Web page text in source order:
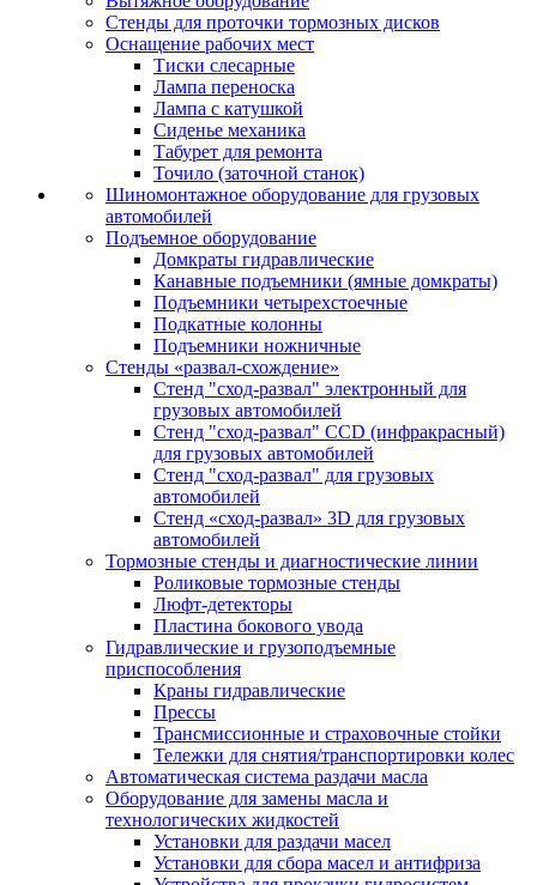
Стенды для проточки тормозных дисков
Оснащение рабочих мест
Тиски слесарные
Лампа переноска
Лампа с катушкой
Сиденье механика
Табурет для ремонта
Точило (заточной станок)
Шиномонтажное оборудование для грузовых
автомобилей
Подъемное оборудование
Домкраты гидравлические
Канавные подъемники (ямные домкраты)
Подъемники четырехстоечные
Подкатные колонны
Подъемники ножничные
Стенды «развал-схождение»
Стенд "сход-развал" электронный для
грузовых автомобилей
Стенд "сход-развал" CCD (инфракрасный)
для грузовых автомобилей
Стенд "сход-развал" для грузовых
автомобилей
Стенд «сход-развал» 3D для грузовых
автомобилей
Тормозные стенды и диагностические линии
Роликовые тормозные стенды
Люфт-детекторы
Пластина бокового увода
Гидравлические и грузоподъемные
приспособления
Краны гидравлические
Прессы
Трансмиссионные и страховочные стойки
Тележки для снятия/транспортировки колес
Автоматическая система раздачи масла
Оборудование для замены масла и
технологических жидкостей
Установки для раздачи масел
Установки для сбора масел и антифриза